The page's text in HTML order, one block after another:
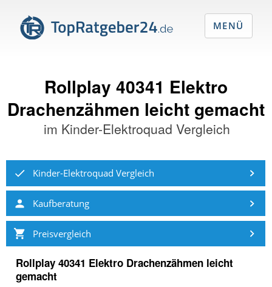
Rollplay 40341 Elektro
Drachenzähmen leicht gemacht
im Kinder-Elektroquad Vergleich
Kinder-Elektroquad Vergleich
Kaufberatung
Preisvergleich
Rollplay 40341 Elektro Drachenzähmen leicht
gemacht
MENÜ